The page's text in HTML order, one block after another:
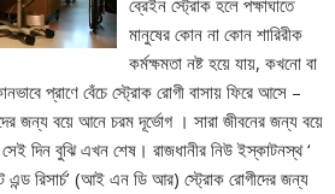
ব্রেইন স্ট্রোক হলে পক্ষাঘাতে
মানুষের কোন না কোন শারিরীক
কর্মক্ষমতা নষ্ট হয়ে যায়, কখনো বা
প্রাণে বেঁচে স্ট্রোক রোগী বাসায় ফিরে আসে –
জন্য বয়ে আনে চরম দূর্ভোগ । সারা জীবনের জন্য বয়ে
দিন বুঝি এখন শেষ। রাজধানীর নিউ ইস্কাটনস্থ ‘
এন্ড রিসার্চ’ (আই এন ডি আর) স্ট্রোক রোগীদের জন্য